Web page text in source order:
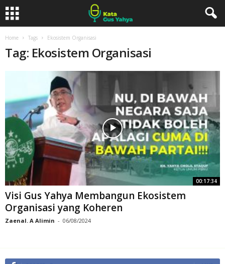
Home Tags Ekosistem Organisasi
Tag: Ekosistem Organisasi
00:17:34
Visi Gus Yahya Membangun Ekosistem
Organisasi yang Koheren
Zaenal. A Alimin - 06/08/2024